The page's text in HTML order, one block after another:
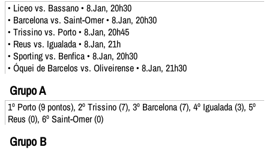
• Liceo vs. Bassano • 8.Jan, 20h30
• Barcelona vs. Saint-Omer • 8.Jan, 20h30
• Trissino vs. Porto • 8.Jan, 20h45
• Reus vs. Igualada • 8.Jan, 21h
• Sporting vs. Benfica • 8.Jan, 20h30
• Óquei de Barcelos vs. Oliveirense • 8.Jan, 21h30
Grupo A
1º Porto (9 pontos), 2º Trissino (7), 3º Barcelona (7), 4º Igualada (3), 5º
Reus (0), 6º Saint-Omer (0)
Grupo B